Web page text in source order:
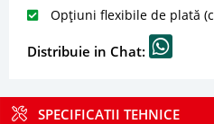
Opțiuni flexibile de plată
Distribuie in Chat:
SPECIFICATII TEHNICE